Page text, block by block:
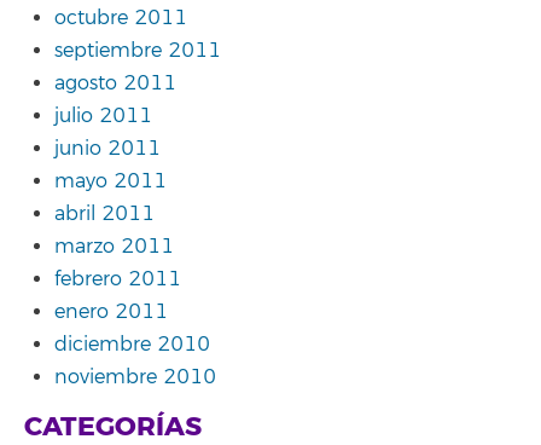
octubre 2011
septiembre 2011
agosto 2011
julio 2011
junio 2011
mayo 2011
abril 2011
marzo 2011
febrero 2011
enero 2011
diciembre 2010
noviembre 2010
CATEGORÍAS